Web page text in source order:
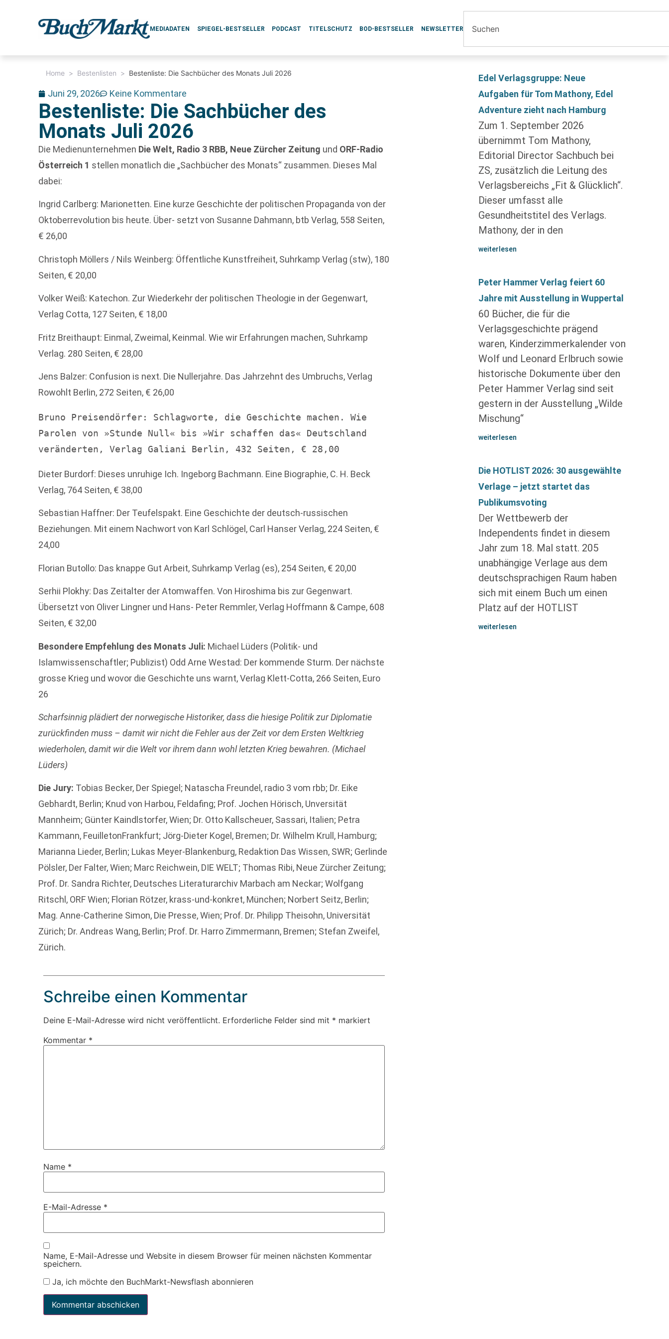
MEDIADATEN SPIEGEL-BESTSELLER PODCAST TITELSCHUTZ BOD-BESTSELLER NEWSLETTER
Home > Bestenlisten > Bestenliste: Die Sachbücher des Monats Juli 2026
Juni 29, 2026 Keine Kommentare
Bestenliste: Die Sachbücher des
Monats Juli 2026
Die Medienunternehmen Die Welt, Radio 3 RBB, Neue Zürcher Zeitung und ORF-Radio
Österreich 1 stellen monatlich die „Sachbücher des Monats“ zusammen. Dieses Mal
dabei:
Ingrid Carlberg: Marionetten. Eine kurze Geschichte der politischen Propaganda von der
Oktoberrevolution bis heute. Über- setzt von Susanne Dahmann, btb Verlag, 558 Seiten,
€ 26,00
Christoph Möllers / Nils Weinberg: Öffentliche Kunstfreiheit, Suhrkamp Verlag (stw), 180
Seiten, € 20,00
Volker Weiß: Katechon. Zur Wiederkehr der politischen Theologie in der Gegenwart,
Verlag Cotta, 127 Seiten, € 18,00
Fritz Breithaupt: Einmal, Zweimal, Keinmal. Wie wir Erfahrungen machen, Suhrkamp
Verlag. 280 Seiten, € 28,00
Jens Balzer: Confusion is next. Die Nullerjahre. Das Jahrzehnt des Umbruchs, Verlag
Rowohlt Berlin, 272 Seiten, € 26,00
Bruno Preisendörfer: Schlagworte, die Geschichte machen. Wie
Parolen von »Stunde Null« bis »Wir schaffen das« Deutschland
veränderten, Verlag Galiani Berlin, 432 Seiten, € 28,00
Dieter Burdorf: Dieses unruhige Ich. Ingeborg Bachmann. Eine Biographie, C. H. Beck
Verlag, 764 Seiten, € 38,00
Sebastian Haffner: Der Teufelspakt. Eine Geschichte der deutsch-russischen
Beziehungen. Mit einem Nachwort von Karl Schlögel, Carl Hanser Verlag, 224 Seiten, €
24,00
Florian Butollo: Das knappe Gut Arbeit, Suhrkamp Verlag (es), 254 Seiten, € 20,00
Serhii Plokhy: Das Zeitalter der Atomwaffen. Von Hiroshima bis zur Gegenwart.
Übersetzt von Oliver Lingner und Hans- Peter Remmler, Verlag Hoffmann & Campe, 608
Seiten, € 32,00
Besondere Empfehlung des Monats Juli: Michael Lüders (Politik- und
Islamwissenschaftler; Publizist) Odd Arne Westad: Der kommende Sturm. Der nächste
grosse Krieg und wovor die Geschichte uns warnt, Verlag Klett-Cotta, 266 Seiten, Euro
26
Scharfsinnig plädiert der norwegische Historiker, dass die hiesige Politik zur Diplomatie
zurückfinden muss – damit wir nicht die Fehler aus der Zeit vor dem Ersten Weltkrieg
wiederholen, damit wir die Welt vor ihrem dann wohl letzten Krieg bewahren. (Michael
Lüders)
Die Jury: Tobias Becker, Der Spiegel; Natascha Freundel, radio 3 vom rbb; Dr. Eike
Gebhardt, Berlin; Knud von Harbou, Feldafing; Prof. Jochen Hörisch, Unversität
Mannheim; Günter Kaindlstorfer, Wien; Dr. Otto Kallscheuer, Sassari, Italien; Petra
Kammann, FeuilletonFrankfurt; Jörg-Dieter Kogel, Bremen; Dr. Wilhelm Krull, Hamburg;
Marianna Lieder, Berlin; Lukas Meyer-Blankenburg, Redaktion Das Wissen, SWR; Gerlinde
Pölsler, Der Falter, Wien; Marc Reichwein, DIE WELT; Thomas Ribi, Neue Zürcher Zeitung;
Prof. Dr. Sandra Richter, Deutsches Literaturarchiv Marbach am Neckar; Wolfgang
Ritschl, ORF Wien; Florian Rötzer, krass-und-konkret, München; Norbert Seitz, Berlin;
Mag. Anne-Catherine Simon, Die Presse, Wien; Prof. Dr. Philipp Theisohn, Universität
Zürich; Dr. Andreas Wang, Berlin; Prof. Dr. Harro Zimmermann, Bremen; Stefan Zweifel,
Zürich.
Schreibe einen Kommentar
Deine E-Mail-Adresse wird nicht veröffentlicht. Erforderliche Felder sind mit * markiert
Kommentar *
Name *
E-Mail-Adresse *
Name, E-Mail-Adresse und Website in diesem Browser für meinen nächsten Kommentar
speichern.
Ja, ich möchte den BuchMarkt-Newsflash abonnieren
Edel Verlagsgruppe: Neue
Aufgaben für Tom Mathony, Edel
Adventure zieht nach Hamburg
Zum 1. September 2026
übernimmt Tom Mathony,
Editorial Director Sachbuch bei
ZS, zusätzlich die Leitung des
Verlagsbereichs „Fit & Glücklich“.
Dieser umfasst alle
Gesundheitstitel des Verlags.
Mathony, der in den
weiterlesen
Peter Hammer Verlag feiert 60
Jahre mit Ausstellung in Wuppertal
60 Bücher, die für die
Verlagsgeschichte prägend
waren, Kinderzimmerkalender von
Wolf und Leonard Erlbruch sowie
historische Dokumente über den
Peter Hammer Verlag sind seit
gestern in der Ausstellung „Wilde
Mischung“
weiterlesen
Die HOTLIST 2026: 30 ausgewählte
Verlage – jetzt startet das
Publikumsvoting
Der Wettbewerb der
Independents findet in diesem
Jahr zum 18. Mal statt. 205
unabhängige Verlage aus dem
deutschsprachigen Raum haben
sich mit einem Buch um einen
Platz auf der HOTLIST
weiterlesen